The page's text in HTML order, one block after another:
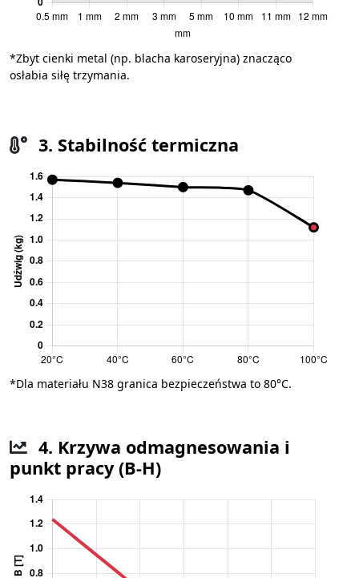
*Zbyt cienki metal (np. blacha karoseryjna) znacząco
osłabia siłę trzymania.
3. Stabilność termiczna
*Dla materiału N38 granica bezpieczeństwa to 80°C.
4. Krzywa odmagnesowania i
punkt pracy (B-H)